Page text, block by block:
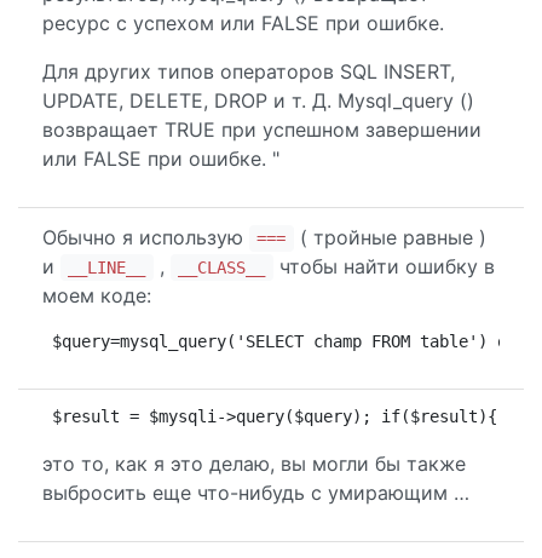
ресурс с успехом или FALSE при ошибке.
Для других типов операторов SQL INSERT,
UPDATE, DELETE, DROP и т. Д. Mysql_query ()
возвращает TRUE при успешном завершении
или FALSE при ошибке. "
Обычно я использую ===
( тройные равные )
и
__LINE__ , __CLASS__
чтобы найти ошибку в
моем коде:
$query=mysql_query('SELECT champ FROM table')
$result = $mysqli->query($query); if($result){
это то, как я это делаю, вы могли бы также
выбросить еще что-нибудь с умирающим …